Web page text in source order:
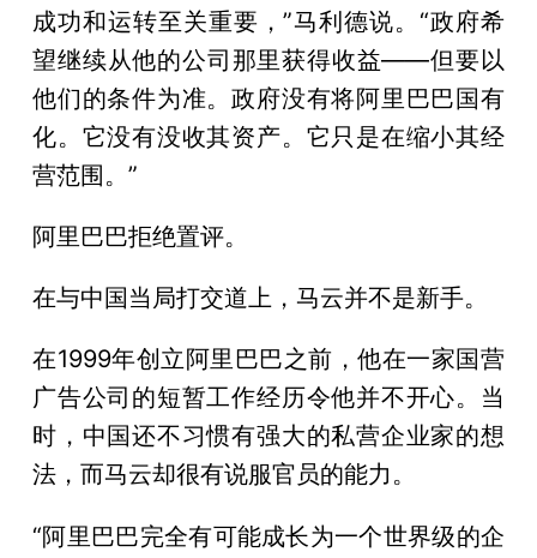
成功和运转至关重要，”马利德说。“政府希
望继续从他的公司那里获得收益——但要以
他们的条件为准。政府没有将阿里巴巴国有
化。它没有没收其资产。它只是在缩小其经
营范围。”
阿里巴巴拒绝置评。
在与中国当局打交道上，马云并不是新手。
在1999年创立阿里巴巴之前，他在一家国营
广告公司的短暂工作经历令他并不开心。当
时，中国还不习惯有强大的私营企业家的想
法，而马云却很有说服官员的能力。
“阿里巴巴完全有可能成长为一个世界级的企